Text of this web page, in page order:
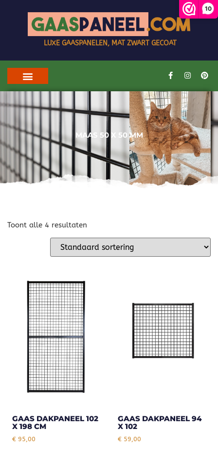
10
LUXE GAASPANELEN, MAT ZWART GECOAT
MAAS 50 X 50 MM
Toont alle 4 resultaten
GAAS DAKPANEEL 102
X 198 CM
€ 95,00
GAAS DAKPANEEL 94
X 102
€59,00